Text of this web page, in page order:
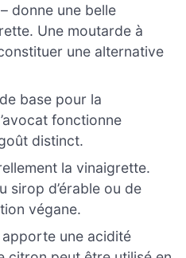
– donne une belle
Une moutarde à
une alternative
base pour la
fonctionne
distinct.
la vinaigrette.
sirop d’érable ou de
végane.
apporte une acidité